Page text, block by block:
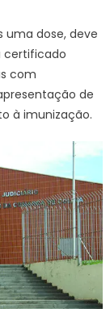
uma dose, deve
certificado
com
de
à imunização.